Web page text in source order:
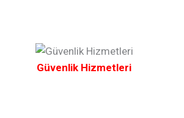
Güvenlik Hizmetleri